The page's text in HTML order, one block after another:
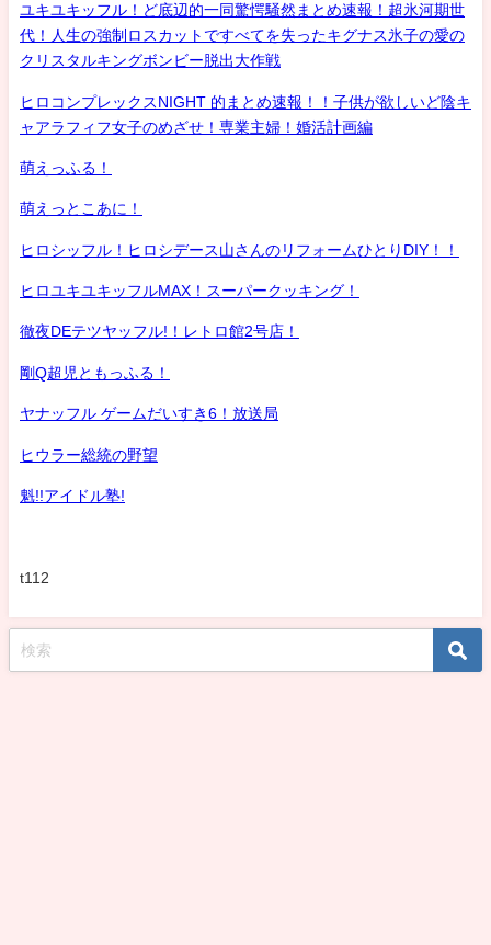
ユキユキッフル！ど底辺的一同驚愕騒然まとめ速報！超氷河期世
代！人生の強制ロスカットですべてを失ったキグナス氷子の愛の
クリスタルキングボンビー脱出大作戦
ヒロコンプレックスNIGHT 的まとめ速報！！子供が欲しいど陰キ
ャアラフィフ女子のめざせ！専業主婦！婚活計画編
萌えっふる！
萌えっとこあに！
ヒロシッフル！ヒロシデース山さんのリフォームひとりDIY！！
ヒロユキユキッフルMAX！スーパークッキング！
徹夜DEテツヤッフル!！レトロ館2号店！
剛Q超児ともっふる！
ヤナッフル ゲームだいすき6！放送局
ヒウラー総統の野望
魁!!アイドル塾!
t112